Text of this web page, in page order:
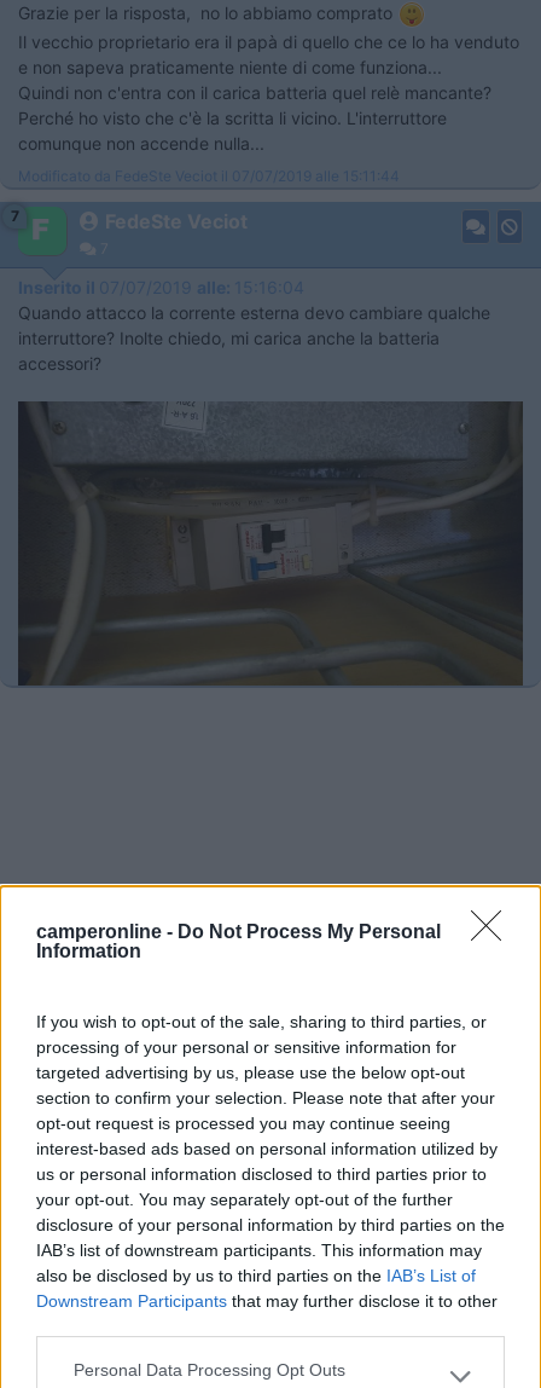
camperonline - Do Not Process My Personal
Information
If you wish to opt-out of the sale, sharing to third parties, or
processing of your personal or sensitive information for
targeted advertising by us, please use the below opt-out
section to confirm your selection. Please note that after your
opt-out request is processed you may continue seeing
interest-based ads based on personal information utilized by
us or personal information disclosed to third parties prior to
your opt-out. You may separately opt-out of the further
disclosure of your personal information by third parties on the
IAB’s list of downstream participants. This information may
also be disclosed by us to third parties on the IAB’s List of
Downstream Participants that may further disclose it to other
Please note that this website/app uses one or more Google
Personal Data Processing Opt Outs
Grazie per la risposta, no lo abbiamo comprato
Il vecchio proprietario era il papà di quello che ce lo ha venduto
e non sapeva praticamente niente di come funziona...
Quindi non c'entra con il carica batteria quel relè mancante?
Perché ho visto che c'è la scritta li vicino. L'interruttore
comunque non accende nulla...
Modificato da FedeSte Veciot il 07/07/2019 alle 15:11:44
7 FedeSte Veciot
7
Inserito il 07/07/2019 alle: 15:16:04
Quando attacco la corrente esterna devo cambiare qualche
interruttore? Inolte chiedo, mi carica anche la batteria
accessori?
impiegatodel...
30986
Inserito il07/07/2019 alle:16:28:38
In risposta al messaggio diFedeSte Veciot del 07/07/2019alle
15:16:04
Quando attacco la corrente esterna devo cambiare qualche interruttore?
Inolte chiedo, mi carica anche la batteria accessori?
Il relè mancante, effettivamente potrebbe essere relativo al
caricabatterie dei servizi. Quella centralina, oltre a gestire tutto
l'impianto elettrico, dovrebbe funzionare da caricabatterie
quando sei allacciato alla 230v.
Se manca, o la parte del CB ( caricabatteria) è guasta ed è